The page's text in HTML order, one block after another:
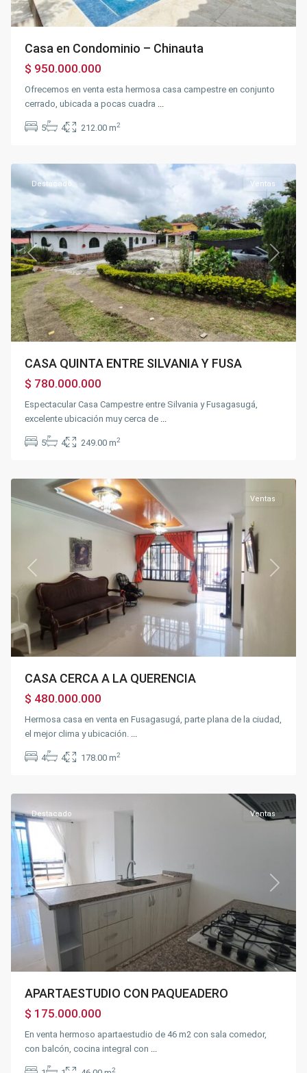
Casa en Condominio – Chinauta
$ 950.000.000
Ofrecemos en venta esta hermosa casa campestre en conjunto
cerrado, ubicada a pocas cuadra ...
5 4 212.00 m2
Previous Next
Destacado Ventas
CASA QUINTA ENTRE SILVANIA Y FUSA
$ 780.000.000
Espectacular Casa Campestre entre Silvania y Fusagasugá,
excelente ubicación muy cerca de ...
5 4 249.00 m2
Parte
Abajo
del
indio
la
Previous Next
Ventas
CASA CERCA A LA QUERENCIA
$ 480.000.000
Hermosa casa en venta en Fusagasugá, parte plana de la ciudad,
el mejor clima y ubicación. ...
4 4 178.00 m2
Previous Next
Destacado Ventas
APARTAESTUDIO CON PAQUEADERO
$ 175.000.000
En venta hermoso apartaestudio de 46 m2 con sala comedor,
con balcón, cocina integral con
2